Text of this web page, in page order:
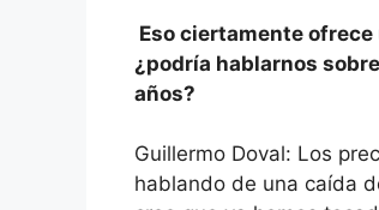
Eso ciertamente
¿podría hablarnos
años?
Guillermo Doval: Los
hablando de una caída